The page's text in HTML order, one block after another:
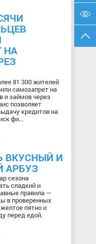
НА
81 300 жителей
самозапрет на
и займов через
позволяет
кредитов на
фи...
ВКУСНЫЙ И
АРБУЗ
сезона
сладкий и
правила —
в проверенных
пятно и
перед едой.